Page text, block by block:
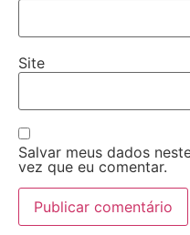
Site
Salvar meus dados
vez que eu comentar.